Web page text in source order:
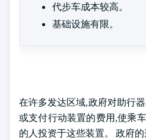
代步车成本较高。
基础设施有限。
在许多发达区域,政府对助行
或支付行动装置的费用,使乘
的人投资于这些装置。 政府